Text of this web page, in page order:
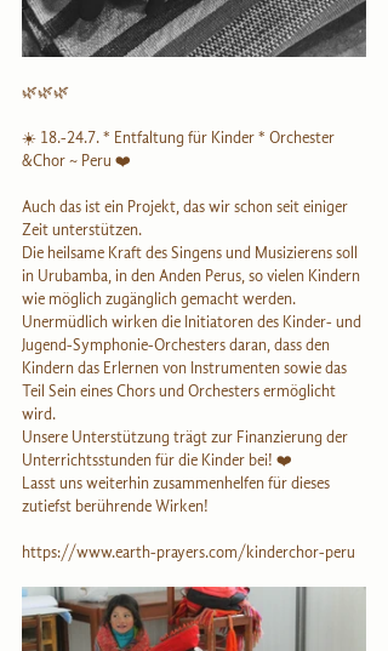
🌿🌿🌿
☀️ 18.-24.7. * Entfaltung für Kinder * Orchester
&Chor ~ Peru ❤️
Auch das ist ein Projekt, das wir schon seit einiger
Zeit unterstützen.
Die heilsame Kraft des Singens und Musizierens soll
in Urubamba, in den Anden Perus, so vielen Kindern
wie möglich zugänglich gemacht werden.
Unermüdlich wirken die Initiatoren des Kinder- und
Jugend-Symphonie-Orchesters daran, dass den
Kindern das Erlernen von Instrumenten sowie das
Teil Sein eines Chors und Orchesters ermöglicht
wird.
Unsere Unterstützung trägt zur Finanzierung der
Unterrichtsstunden für die Kinder bei! ❤️
Lasst uns weiterhin zusammenhelfen für dieses
zutiefst berührende Wirken!
https://www.earth-prayers.com/kinderchor-peru